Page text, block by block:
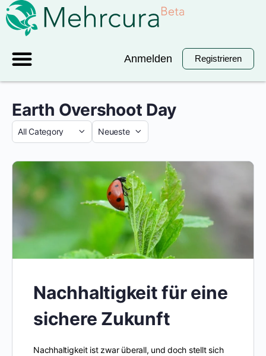
Anmelden Registrieren
Earth Overshoot Day
Nachhaltigkeit für eine
sichere Zukunft
Nachhaltigkeit ist zwar überall, und doch stellt sich